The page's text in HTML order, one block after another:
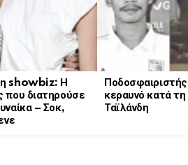
showbiz: Η
που διατηρούσε
– Σοκ,
κεραυνό κατά τη
Ταϊλάνδη